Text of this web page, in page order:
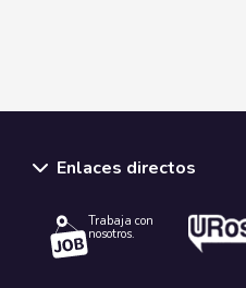
Enlaces directos
Trabaja con
nosotros.